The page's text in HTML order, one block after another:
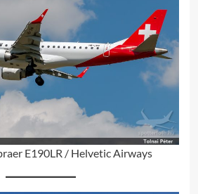
E190LR / Helvetic Airways